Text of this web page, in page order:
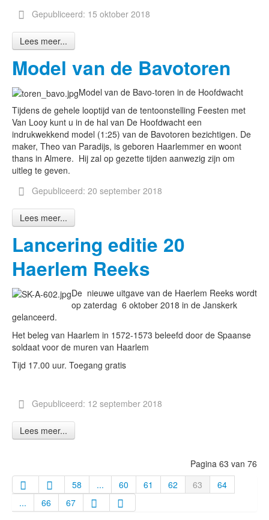
Gepubliceerd: 15 oktober 2018
Lees meer...
Model van de Bavotoren
Model van de Bavo-toren in de Hoofdwacht
Tijdens de gehele looptijd van de tentoonstelling Feesten met
Van Looy kunt u in de hal van De Hoofdwacht een
indrukwekkend model (1:25) van de Bavotoren bezichtigen. De
maker, Theo van Paradijs, is geboren Haarlemmer en woont
thans in Almere. Hij zal op gezette tijden aanwezig zijn om
uitleg te geven.
Gepubliceerd: 20 september 2018
Lees meer...
Lancering editie 20
Haerlem Reeks
De nieuwe uitgave van de Haerlem Reeks wordt
op zaterdag 6 oktober 2018 in de Janskerk
gelanceerd.
Het beleg van Haarlem in 1572-1573 beleefd door de Spaanse
soldaat voor de muren van Haarlem
Tijd 17.00 uur. Toegang gratis
Gepubliceerd: 12 september 2018
Lees meer...
Pagina 63 van 76
58
... 60 61 62 63
64
...
66 67